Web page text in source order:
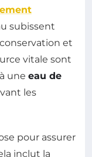
subissent
et
vitale sont
une eau de
les
pour assurer
inclut la